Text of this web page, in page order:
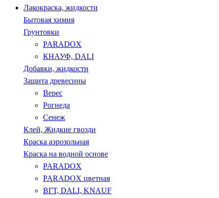
Лакокраска, жидкости
Бытовая химия
Грунтовки
PARADOX
КНАУФ, DALI
Добавки, жидкости
Защита древесины
Верес
Рогнеда
Сенеж
Клей, Жидкие гвозди
Краска аэрозольная
Краска на водной основе
PARADOX
PARADOX цветная
ВГТ, DALI, KNAUF